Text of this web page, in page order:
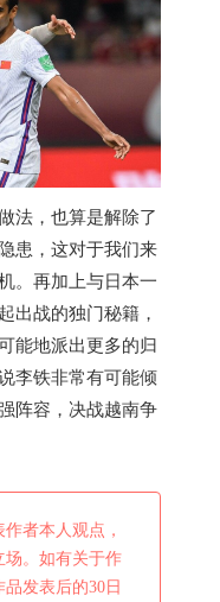
法，也算是解除了
患，这对于我们来
。再加上与日本一
出战的独门秘籍，
能地派出更多的归
李铁非常有可能倾
阵容，决战越南争
者本人观点，
场。如有关于作
发表后的30日